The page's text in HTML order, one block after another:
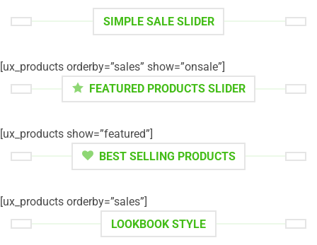
SIMPLE SALE SLIDER
[ux_products orderby=”sales” show=”onsale”]
FEATURED PRODUCTS SLIDER
[ux_products show=”featured”]
BEST SELLING PRODUCTS
[ux_products orderby=”sales”]
LOOKBOOK STYLE